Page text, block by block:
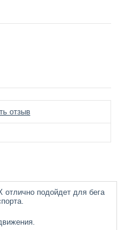
отзыв
отлично подойдет для бега